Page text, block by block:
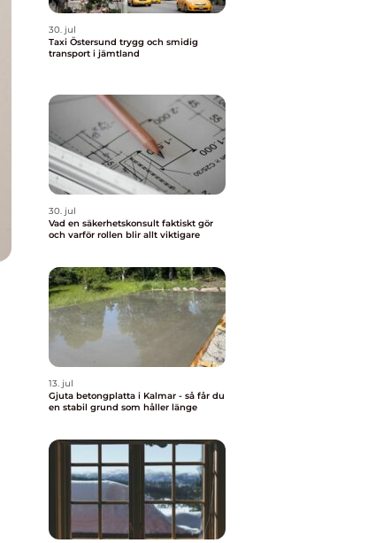
30. jul
Taxi Östersund trygg och smidig
transport i jämtland
30. jul
Vad en säkerhetskonsult faktiskt gör
och varför rollen blir allt viktigare
13. jul
Gjuta betongplatta i Kalmar - så får du
en stabil grund som håller länge